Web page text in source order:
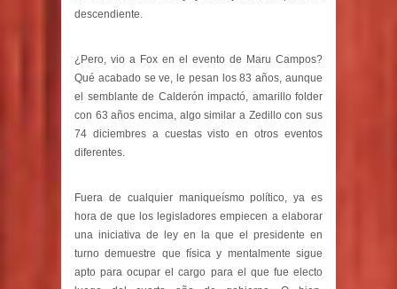
descendiente.
¿Pero, vio a Fox en el evento de Maru Campos?
Qué acabado se ve, le pesan los 83 años, aunque
el semblante de Calderón impactó, amarillo folder
con 63 años encima, algo similar a Zedillo con sus
74 diciembres a cuestas visto en otros eventos
diferentes.
Fuera de cualquier maniqueísmo político, ya es
hora de que los legisladores empiecen a elaborar
una iniciativa de ley en la que el presidente en
turno demuestre que física y mentalmente sigue
apto para ocupar el cargo para el que fue electo